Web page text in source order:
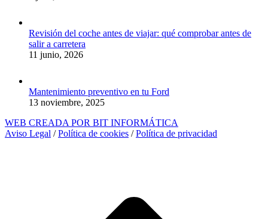
Revisión del coche antes de viajar: qué comprobar antes de
salir a carretera
11 junio, 2026
Mantenimiento preventivo en tu Ford
13 noviembre, 2025
WEB CREADA POR BIT INFORMÁTICA
Aviso Legal /Política de cookies /Política de privacidad